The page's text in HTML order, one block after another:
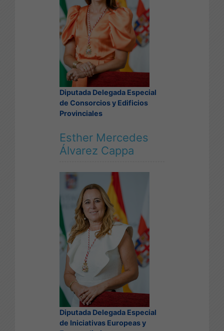
Diputada Delegada Especial
de Consorcios y Edificios
Provinciales
Esther Mercedes
Álvarez Cappa
Diputada Delegada Especial
de Iniciativas Europeas y